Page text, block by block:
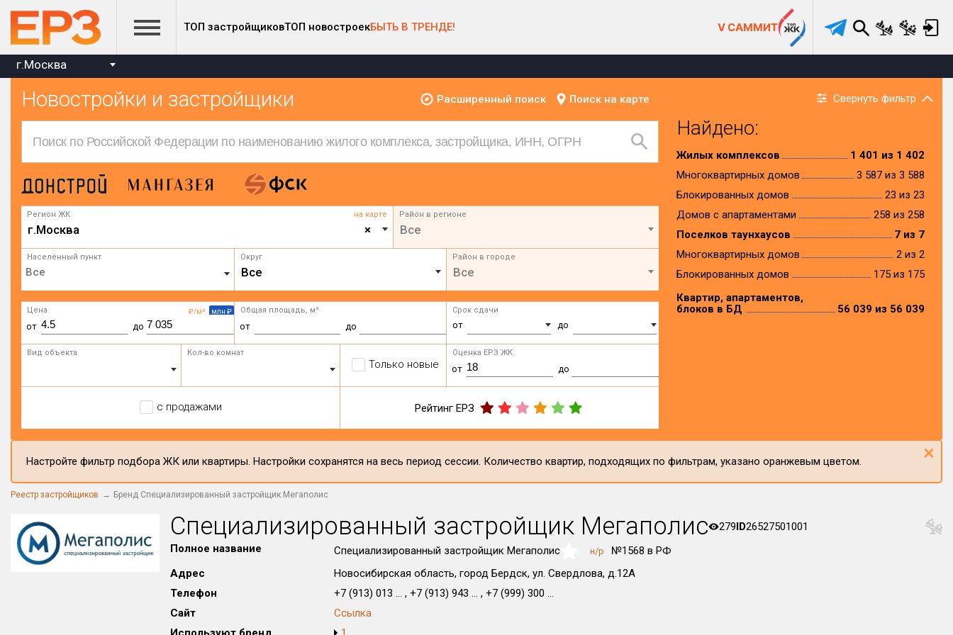
ТОП застройщиковТОП новостроекБЫТЬ В ТРЕНДЕ! V САММИТ
г.Москва
Новостройки и застройщики Расширенный поиск Поиск на карте Свернуть фильтр
Регион ЖК на карте
×
г.Москва
Район в регионе
Все
Населённый пункт Округ
Все
Район в городе
Все
₽/м² млн ₽
Цена
от до
Общая площадь, м²
от до
Срок сдачи
от до
Вид объекта Кол-во комнат
Только новые
Оценка ЕРЗ ЖК
от до
с продажами Рейтинг ЕРЗ
Найдено:
Жилых комплексов
1 401 из 1 402
Многоквартирных домов
3 587 из 3 588
Блокированных домов
23 из 23
Домов с апартаментами
258 из 258
Поселков таунхаусов
7 из 7
Многоквартирных домов
2 из 2
Блокированных домов
175 из 175
Квартир, апартаментов,
блоков в БД
56 039 из 56 039
Настройте фильтр подбора ЖК или квартиры. Настройки сохранятся на весь период сессии. Количество квартир, подходящих по фильтрам, указано оранжевым цветом. ×
Реестр застройщиков Бренд Специализированный застройщик Мегаполис
Специализированный застройщик Мегаполис 279ID26527501001
Полное название
Специализированный застройщик Мегаполис н/р
№1568 в РФ
Адрес
Новосибирская область, город Бердск, ул. Свердлова, д.12А
Телефон
+7 (913) 013 ... , +7 (913) 943 ... , +7 (999) 300 ...
Сайт
Ссылка